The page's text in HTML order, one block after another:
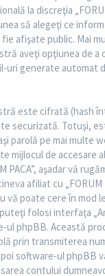
la discreţia
să alegeţi ce
afişate public. Mai
aveţi opţiunea de a
uri generate automat
este cifrată (hash
securizată. Totuşi,
parolă pe mai multe
mijlocul de accesare
PACA”, aşadar vă
afiliat cu „FORUM
vă poate cere în mod
folosi interfaţa
phpBB. Această
prin transmiterea
software-ul phpBB
contului